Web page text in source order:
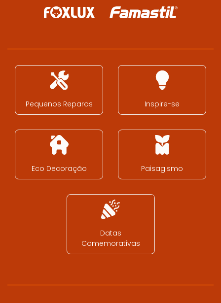
Pequenos Reparos Inspire-se
Eco Decoração Paisagismo
Datas
Comemorativas